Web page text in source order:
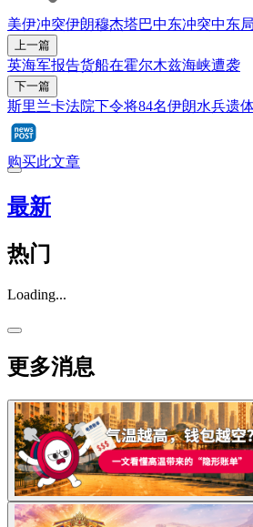
美伊冲突伊朗穆杰塔巴中东冲突中东
上一篇
英海军报告货船在霍尔木兹海峡遭袭
下一篇
斯里兰卡法院下令将84名伊朗水兵遗
购买此文章
最新
热门
Loading...
更多消息